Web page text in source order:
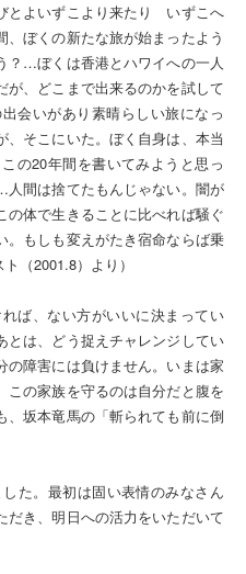
とよいずこより来たり いずこへ
ぼくの新たな旅が始まったよう
？…ぼくは香港とハワイへの一人
、どこまで出来るのかを試して
会いがあり素晴らしい旅になっ
そこにいた。ぼく自身は、本当
の20年間を書いてみようと思っ
間は捨てたもんじゃない。闇が
体で生きることに比べれば騒ぐ
。もしも変えがたき宿命ならば乗
（2001.8）より）
ば、ない方がいいに決まってい
とは、どう捉えチャレンジしてい
の障害には負けません。いまは家
この家族を守るのは自分だと腹を
坂本竜馬の「斬られても前に倒
た。最初は固い表情のみなさん
き、明日への活力をいただいて